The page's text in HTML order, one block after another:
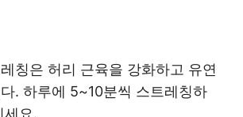
칭은 허리 근육을 강화하고 유연
. 하루에 5~10분씩 스트레칭하
세요.